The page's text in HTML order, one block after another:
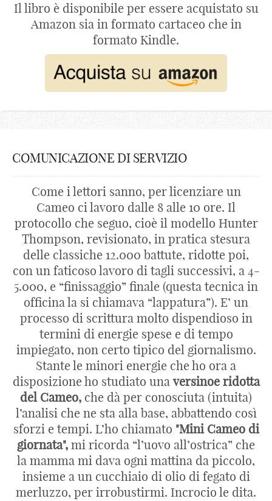
Il libro è disponibile per essere acquistato su
Amazon sia in formato cartaceo che in
formato Kindle.
COMUNICAZIONE DI SERVIZIO
Come i lettori sanno, per licenziare un
Cameo ci lavoro dalle 8 alle 10 ore. Il
protocollo che seguo, cioè il modello Hunter
Thompson, revisionato, in pratica stesura
delle classiche 12.000 battute, ridotte poi,
con un faticoso lavoro di tagli successivi, a 4-
5.000, e “finissaggio” finale (questa tecnica in
officina la si chiamava “lappatura”). E’ un
processo di scrittura molto dispendioso in
termini di energie spese e di tempo
impiegato, non certo tipico del giornalismo.
Stante le minori energie che ho ora a
disposizione ho studiato una versinoe ridotta
del Cameo, che dà per conosciuta (intuita)
l’analisi che ne sta alla base, abbattendo così
sforzi e tempi. L’ho chiamato "Mini Cameo di
giornata", mi ricorda “l’uovo all’ostrica” che
la mamma mi dava ogni mattina da piccolo,
insieme a un cucchiaio di olio di fegato di
merluzzo, per irrobustirmi. Incrocio le dita.